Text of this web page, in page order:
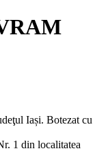
Iași. Botezat cu
1 din localitatea